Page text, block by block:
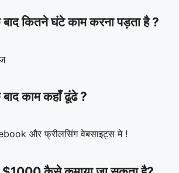
कितने घंटे काम करना पड़ता है ?
काम कहाँ ढूंढे ?
और फ्रीलसिंग वेबसाइट्स मे !